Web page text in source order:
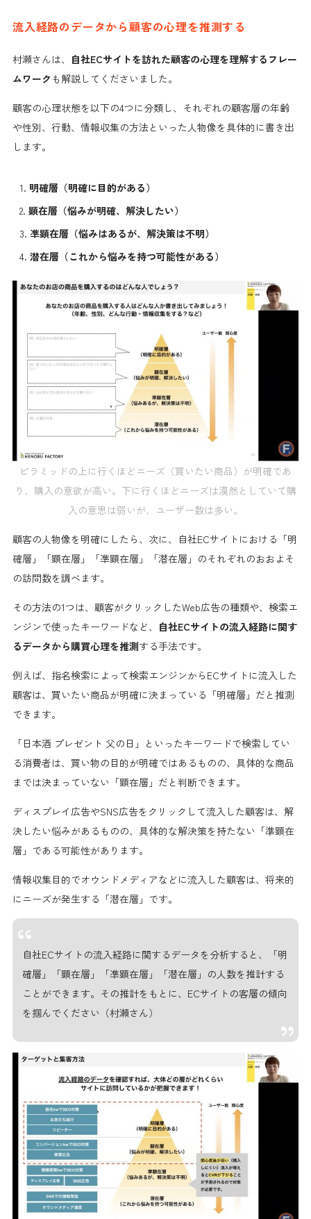
流入経路のデータから顧客の心理を推測する
村瀬さんは、 自社ECサイトを訪れた顧客の心理を理解するフレー
ムワーク も解説してくださいました。
顧客の心理状態を以下の4つに分類し、それぞれの顧客層の年齢
や性別、行動、情報収集の方法といった人物像を具体的に書き出
します。
明確層（明確に目的がある）
顕在層（悩みが明確、解決したい）
凖顕在層（悩みはあるが、解決策は不明）
潜在層（これから悩みを持つ可能性がある）
ピラミッドの上に行くほどニーズ（買いたい商品）が明確であ
り、購入の意欲が高い。下に行くほどニーズは漠然としていて購
入の意思は弱いが、ユーザー数は多い。
顧客の人物像を明確にしたら、次に、自社ECサイトにおける「明
確層」「顕在層」「凖顕在層」「潜在層」のそれぞれのおおよそ
の訪問数を調べます。
その方法の1つは、顧客がクリックしたWeb広告の種類や、検索エ
ンジンで使ったキーワードなど、
自社ECサイトの流入経路に関す
るデータから購買心理を推測する手法です。
例えば、指名検索によって検索エンジンからECサイトに流入した
顧客は、買いたい商品が明確に決まっている「明確層」だと推測
できます。
「日本酒 プレゼント 父の日」といったキーワードで検索してい
る消費者は、買い物の目的が明確ではあるものの、具体的な商品
までは決まっていない「顕在層」だと判断できます。
ディスプレイ広告やSNS広告をクリックして流入した顧客は、解
決したい悩みがあるものの、具体的な解決策を持たない「準顕在
層」である可能性があります。
情報収集目的でオウンドメディアなどに流入した顧客は、将来的
にニーズが発生する「潜在層」です。
自社ECサイトの流入経路に関するデータを分析すると、「明
確層」「顕在層」「凖顕在層」「潜在層」の人数を推計する
ことができます。その推計をもとに、ECサイトの客層の傾向
を掴んでください（村瀬さん）